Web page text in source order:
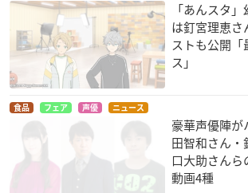
ルデン
久慈川りせ テト
「あんスタ
は釘宮理恵さ
ストも公開「
ス」
食品 フェア 声優 ニュース
豪華声優陣が
田智和さん・
口大助さん
動画4種